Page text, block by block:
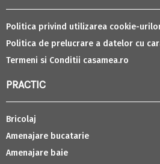
Politica privind utilizarea cookie-
Politica de prelucrare a datelor cu
Termeni si Conditii casamea.ro
PRACTIC
Bricolaj
Amenajare bucatarie
Amenajare baie